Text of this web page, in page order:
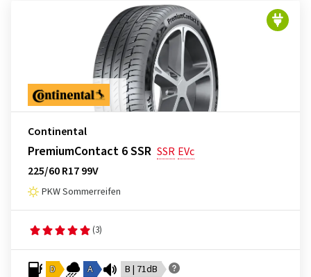
Continental
PremiumContact 6 SSR SSR EVc
225/60 R17 99V
PKW Sommerreifen
(3)
D A B | 71dB